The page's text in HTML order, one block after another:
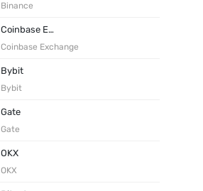
Binance
Coinbase Exchange
Coinbase Exchange
Bybit
Bybit
Gate
Gate
OKX
OKX